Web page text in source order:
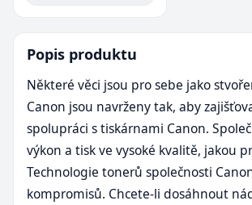
Popis produktu
Některé věci jsou pro sebe jako
Canon jsou navrženy tak, aby
spolupráci s tiskárnami Canon.
výkon a tisk ve vysoké kvalitě, jakou
Technologie tonerů společnosti
kompromisů. Chcete-li dosáhnout